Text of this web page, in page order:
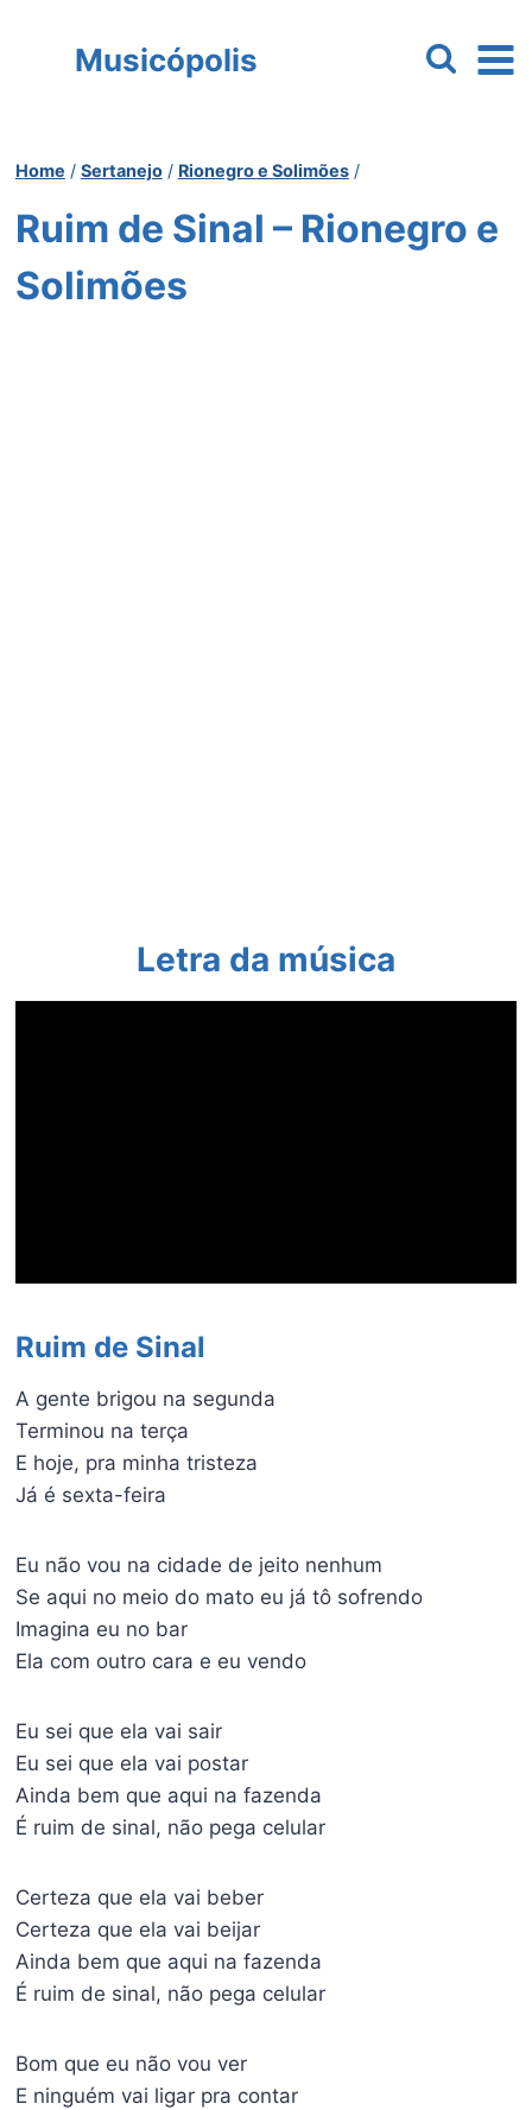
Musicópolis
Home / Sertanejo / Rionegro e Solimões /
Ruim de Sinal – Rionegro e
Solimões
Letra da música
Ruim de Sinal
A gente brigou na segunda
Terminou na terça
E hoje, pra minha tristeza
Já é sexta-feira
Eu não vou na cidade de jeito nenhum
Se aqui no meio do mato eu já tô sofrendo
Imagina eu no bar
Ela com outro cara e eu vendo
Eu sei que ela vai sair
Eu sei que ela vai postar
Ainda bem que aqui na fazenda
É ruim de sinal, não pega celular
Certeza que ela vai beber
Certeza que ela vai beijar
Ainda bem que aqui na fazenda
É ruim de sinal, não pega celular
Bom que eu não vou ver
E ninguém vai ligar pra contar